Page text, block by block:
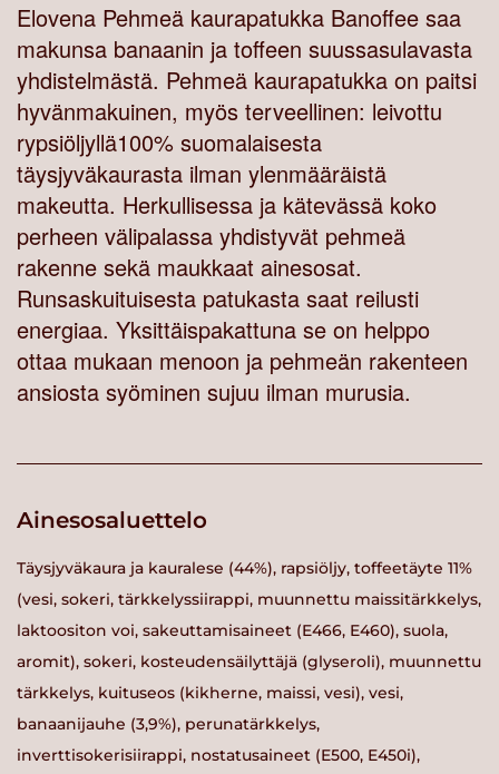
Elovena Pehmeä kaurapatukka Banoffee saa
makunsa banaanin ja toffeen suussasulavasta
yhdistelmästä. Pehmeä kaurapatukka on paitsi
hyvänmakuinen, myös terveellinen: leivottu
rypsiöljyllä100% suomalaisesta
täysjyväkaurasta ilman ylenmääräistä
makeutta. Herkullisessa ja kätevässä koko
perheen välipalassa yhdistyvät pehmeä
rakenne sekä maukkaat ainesosat.
Runsaskuituisesta patukasta saat reilusti
energiaa. Yksittäispakattuna se on helppo
ottaa mukaan menoon ja pehmeän rakenteen
ansiosta syöminen sujuu ilman murusia.
Ainesosaluettelo
Täysjyväkaura ja kauralese (44%), rapsiöljy, toffeetäyte 11%
(vesi, sokeri, tärkkelyssiirappi, muunnettu maissitärkkelys,
laktoositon voi, sakeuttamisaineet (E466, E460), suola,
aromit), sokeri, kosteudensäilyttäjä (glyseroli), muunnettu
tärkkelys, kuituseos (kikherne, maissi, vesi), vesi,
banaanijauhe (3,9%), perunatärkkelys,
inverttisokerisiirappi, nostatusaineet (E500, E450i),